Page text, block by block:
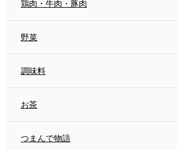
鶏肉・牛肉・豚肉
野菜
調味料
お茶
つまんで物語